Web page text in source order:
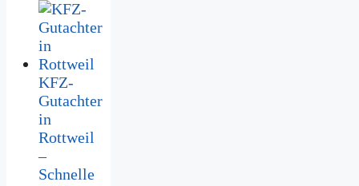
KFZ-
Gutachter
in
Rottweil
–
Schnelle